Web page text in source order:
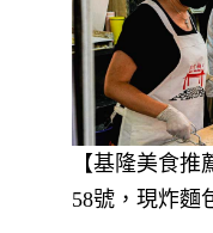
【基隆美食
58號，現炸